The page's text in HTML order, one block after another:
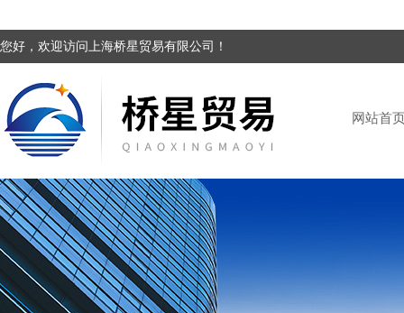
您好，欢迎访问上海桥星贸易有限公司！
网站首